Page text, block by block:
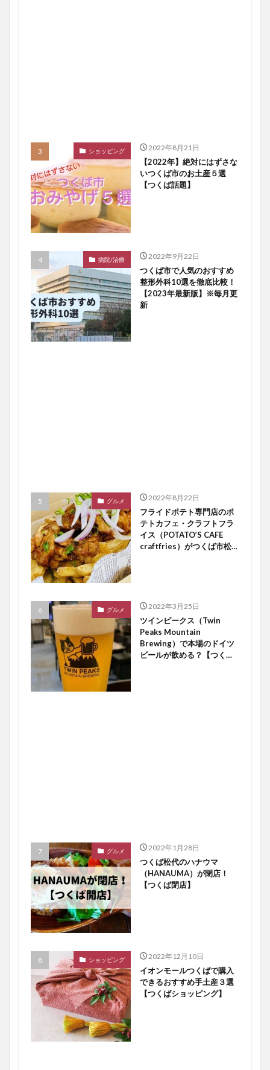
ショッピング 2022年8月21日
【2022年】絶対にはずさな
いつくば市のお土産５選
【つくば話題】
病院/治療 2022年9月22日
つくば市で人気のおすすめ
整形外科10選を徹底比較！
【2023年最新版】※毎月更
新
グルメ 2022年8月22日
フライドポテト専門店のポ
テトカフェ・クラフトフラ
イス（POTATO’S CAFE
craftfries）がつくば市松代
グルメ 2022年3月25日
ツインピークス（Twin
Peaks Mountain
Brewing）で本場のドイツ
ビールが飲める？【つくば
グルメ 2022年1月28日
つくば松代のハナウマ
（HANAUMA）が閉店！
【つくば閉店】
ショッピング 2022年12月10日
イオンモールつくばで購入
できるおすすめ手土産３選
【つくばショッピング】